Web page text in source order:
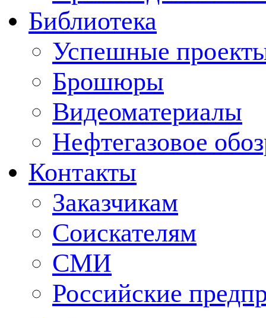
Библиотека
Успешные
Брошюры
Видеоматериалы
Нефтегазовое
Контакты
Заказчикам
Соискателям
СМИ
Российские